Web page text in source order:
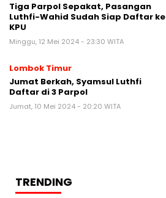
Tiga Parpol Sepakat, Pasangan
Luthfi-Wahid Sudah Siap Daftar ke
KPU
Minggu, 12 Mei 2024 - 23:30 WITA
Lombok Timur
Jumat Berkah, Syamsul Luthfi
Daftar di 3 Parpol
Jumat, 10 Mei 2024 - 20:20 WITA
TRENDING